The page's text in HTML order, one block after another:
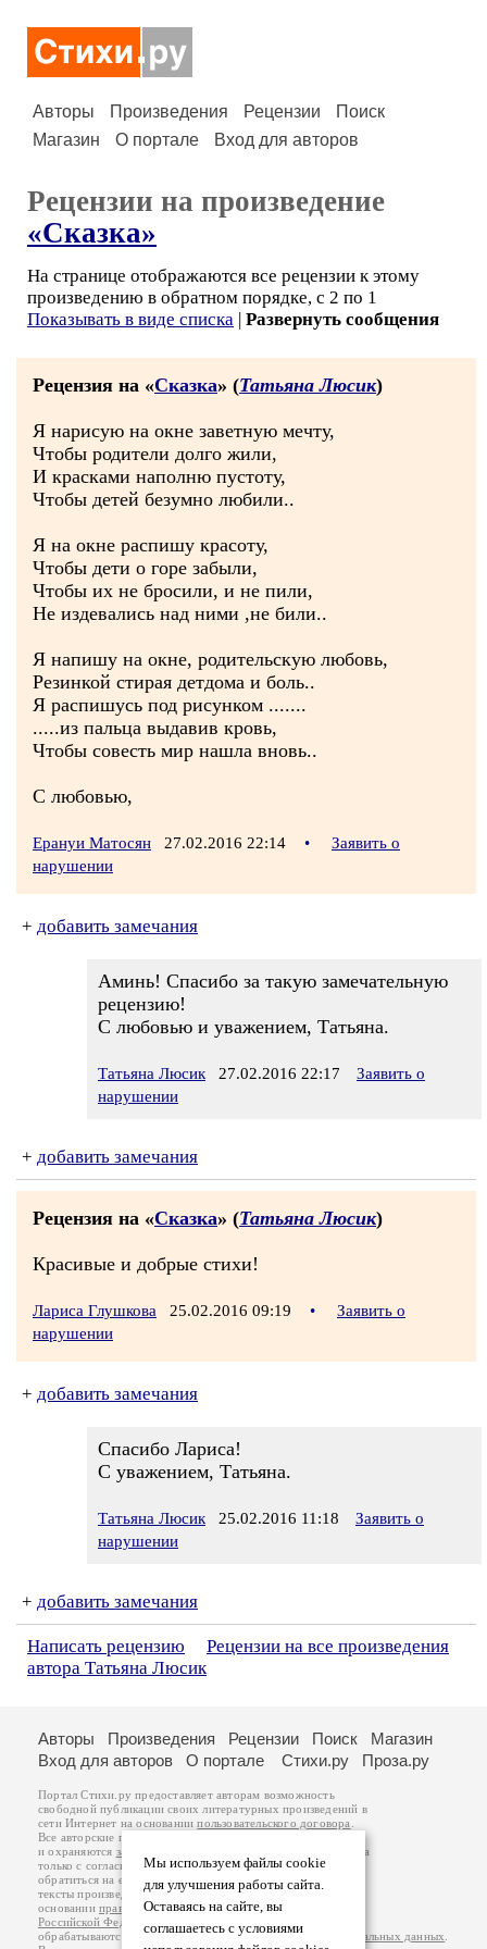
Авторы Произведения Рецензии
Поиск
Магазин
О портале Вход для авторов
Рецензии на произведение
«Сказка»
На странице отображаются все рецензии к этому
произведению в обратном порядке, с 2 по 1
Показывать в виде списка | Развернуть сообщения
Рецензия на «Сказка» (Татьяна Люсик)
Я нарисую на окне заветную мечту,
Чтобы родители долго жили,
И красками наполню пустоту,
Чтобы детей безумно любили..
Я на окне распишу красоту,
Чтобы дети о горе забыли,
Чтобы их не бросили, и не пили,
Не издевались над ними ,не били..
Я напишу на окне, родительскую любовь,
Резинкой стирая детдома и боль..
Я распишусь под рисунком .......
.....из пальца выдавив кровь,
Чтобы совесть мир нашла вновь..
С любовью,
Ерануи Матосян 27.02.2016 22:14 •
Заявить о
нарушении
+ добавить замечания
Аминь! Спасибо за такую замечательную
рецензию!
С любовью и уважением, Татьяна.
Татьяна Люсик 27.02.2016 22:17
Заявить о
нарушении
+ добавить замечания
Рецензия на «Сказка» (Татьяна Люсик)
Красивые и добрые стихи!
Лариса Глушкова 25.02.2016 09:19 •
Заявить о
нарушении
+ добавить замечания
Спасибо Лариса!
С уважением, Татьяна.
Татьяна Люсик 25.02.2016 11:18
Заявить о
нарушении
+ добавить замечания
Написать рецензию
Рецензии на все произведения
автора Татьяна Люсик
Мы используем файлы cookie
для улучшения работы сайта.
Оставаясь на сайте, вы
соглашаетесь с условиями
Авторы Произведения Рецензии Поиск
Магазин
Вход для авторов
О портале Стихи.ру Проза.ру
Портал Стихи.ру предоставляет авторам возможность
свободной публикации своих литературных произведений в
сети Интернет на основаниипользовательского договора
Все авторские права на произведения принадлежат авторам
и охраняются законом
. Перепечатка произведений возможна
только с согласия его автора, к которому вы можете
обратиться на его авторской странице. Ответственность за
тексты произведений авторы несут самостоятельно на
основанииправил публикацииизаконодательства
Российской Федерации
обрабатываются на основанииПолитики обработки персональных данных